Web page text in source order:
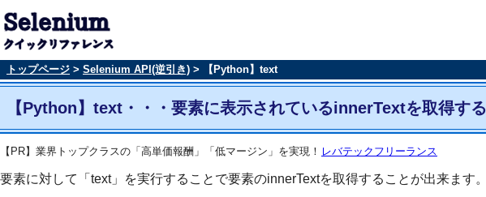
トップページ > Selenium API(逆引き) > 【Python】text
【Python】text・・・要素に表示されているinnerTextを取得する
【PR】業界トップクラスの「高単価報酬」「低マージン」を実現！ レバテックフリーランス
要素に対して「text」を実行することで要素のinnerTextを取得することが出来ます。